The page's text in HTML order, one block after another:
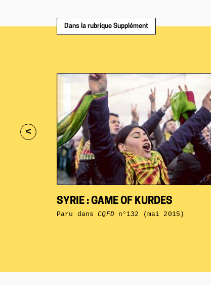
<
Dans la rubrique Supplément
SYRIE : GAME OF KURDES
Paru dansCQFDn°132 (mai 2015)